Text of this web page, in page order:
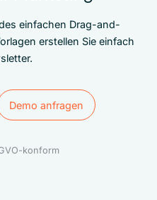
einfachen Drag-and-
erstellen Sie einfach
Demo anfragen
Demo anfragen
konform